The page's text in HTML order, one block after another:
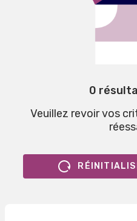
0
Veuillez revoir vos